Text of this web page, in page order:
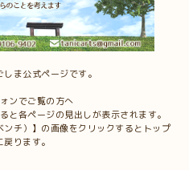
ま公式ページです。
ンでご覧の方へ
と各ページの見出しが表示されます。
チ）】の画像をクリックするとトップ
ります。